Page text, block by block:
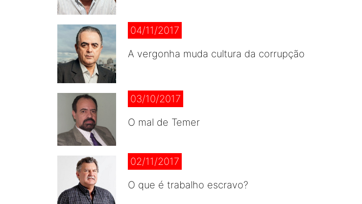
04/11/2017
A vergonha muda cultura da corrupção
03/10/2017
O mal de Temer
02/11/2017
O que é trabalho escravo?